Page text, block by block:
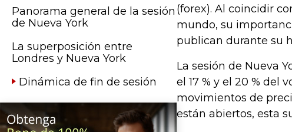
Panorama general de la sesión
de Nueva York
La superposición entre
Londres y Nueva York
Dinámica de fin de sesión
(forex). Al coincidir
mundo, su
publican durante su
La sesión de Nueva
el 17 % y el 20 % del
movimientos de
están abiertos, esta